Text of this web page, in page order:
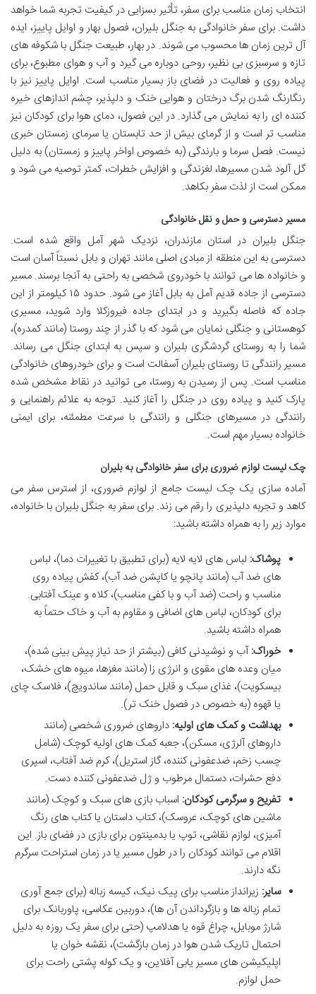
انتخاب زمان مناسب برای سفر، تأثیر بسزایی در کیفیت تجربه شما خواهد
داشت. برای سفر خانوادگی به جنگل بلیران، فصول بهار و اوایل پاییز، ایده
آل ترین زمان ها محسوب می شوند. در بهار، طبیعت جنگل با شکوفه های
تازه و سرسبزی بی نظیر، روحی دوباره می گیرد و آب و هوای مطبوع، برای
پیاده روی و فعالیت در فضای باز بسیار مناسب است. اوایل پاییز نیز با
رنگارنگ شدن برگ درختان و هوایی خنک و دلپذیر، چشم اندازهای خیره
کننده ای را به نمایش می گذارد. در این فصول، دمای هوا برای کودکان نیز
مناسب تر است و از گرمای بیش از حد تابستان یا سرمای زمستان خبری
نیست. فصل سرما و بارندگی (به خصوص اواخر پاییز و زمستان) به دلیل
گل آلود شدن مسیرها، لغزندگی و افزایش خطرات، کمتر توصیه می شود و
ممکن است از لذت سفر بکاهد.
مسیر دسترسی و حمل و نقل خانوادگی
جنگل بلیران در استان مازندران، نزدیک شهر آمل واقع شده است.
دسترسی به این منطقه از مبادی اصلی مانند تهران و بابل نسبتاً آسان است
و خانواده ها می توانند با خودروی شخصی به راحتی به آنجا برسند. مسیر
دسترسی از جاده قدیم آمل به بابل آغاز می شود. حدود ۱۵ کیلومتر از این
جاده که فاصله بگیرید و در ابتدای جاده فیروزکلا وارد شوید، مسیری
کوهستانی و جنگلی نمایان می شود که با گذر از چند روستا (مانند کمدره)،
شما را به روستای گردشگری بلیران و سپس به ابتدای جنگل می رساند.
مسیر رانندگی تا روستای بلیران آسفالت است و برای خودروهای خانوادگی
مناسب است. پس از رسیدن به روستا، می توانید در نقاط مشخص شده
پارک کنید و پیاده روی در جنگل را آغاز کنید. توجه به علائم راهنمایی و
رانندگی در مسیرهای جنگلی و رانندگی با سرعت مطمئنه، برای ایمنی
خانواده بسیار مهم است.
چک لیست لوازم ضروری برای سفر خانوادگی به بلیران
آماده سازی یک چک لیست جامع از لوازم ضروری، از استرس سفر می
کاهد و تجربه دلپذیری را رقم می زند. برای سفر به جنگل بلیران با خانواده،
موارد زیر را به همراه داشته باشید:
پوشاک: لباس های لایه لایه (برای تطبیق با تغییرات دما)، لباس
های ضد آب (مانند پانچو یا کاپشن ضد آب)، کفش پیاده روی
مناسب و راحت (ضد آب و با کفی مناسب)، کلاه و عینک آفتابی.
برای کودکان، لباس های اضافی و مقاوم به آب و خاک حتماً به
همراه داشته باشید.
خوراک:آب و نوشیدنی کافی (بیشتر از حد نیاز پیش بینی شده)،
میان وعده های مقوی و انرژی زا (مانند مغزها، میوه های خشک،
بیسکویت)، غذای سبک و قابل حمل (مانند ساندویچ)، فلاسک چای
یا قهوه (به خصوص در فصول خنک تر).
بهداشت و کمک های اولیه: داروهای ضروری شخصی (مانند
داروهای آلرژی، مسکن)، جعبه کمک های اولیه کوچک (شامل
چسب زخم، ضدعفونی کننده، گاز استریل)، کرم ضد آفتاب، اسپری
دفع حشرات، دستمال مرطوب و ژل ضدعفونی کننده دست.
تفریح و سرگرمی کودکان: اسباب بازی های سبک و کوچک (مانند
ماشین های کوچک، عروسک)، کتاب داستان یا کتاب های رنگ
آمیزی، لوازم نقاشی، توپ یا بدمینتون برای بازی در فضای باز. این
اقلام می توانند کودکان را در طول مسیر یا در زمان استراحت سرگرم
نگه دارند.
سایر: زیرانداز مناسب برای پیک نیک، کیسه زباله (برای جمع آوری
تمام زباله ها و بازگرداندن آن ها)، دوربین عکاسی، پاوربانک برای
شارژ موبایل، چراغ قوه یا هدلامپ (حتی برای سفر یک روزه به دلیل
احتمال تاریک شدن هوا در زمان بازگشت)، نقشه خوان یا
اپلیکیشن های مسیر یابی آفلاین، و یک کوله پشتی راحت برای
حمل لوازم.